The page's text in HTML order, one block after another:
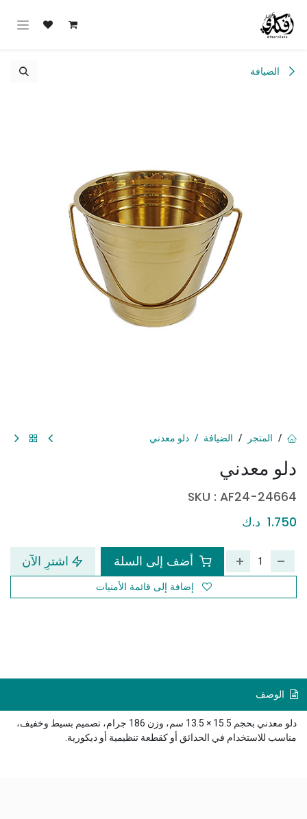
الضيافة
دلو معدني
SKU : AF24-24664
1.750 د.ك
أضف إلى السلة اشترِ الآن
إضافة إلى قائمة الأمنيات
المتجر الضيافة دلو معدني
الوصف
دلو معدني بحجم 15.5 × 13.5 سم، وزن 186 جرام، تصميم بسيط وخفيف،
مناسب للاستخدام في الحدائق أو كقطعة تنظيمية أو ديكورية.